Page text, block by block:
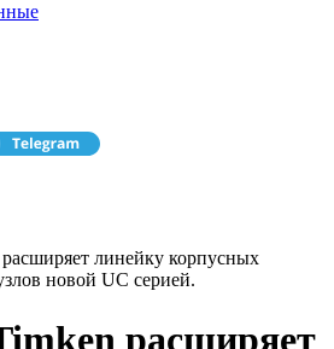
линейку корпусных
новой UC серией.
расширяет